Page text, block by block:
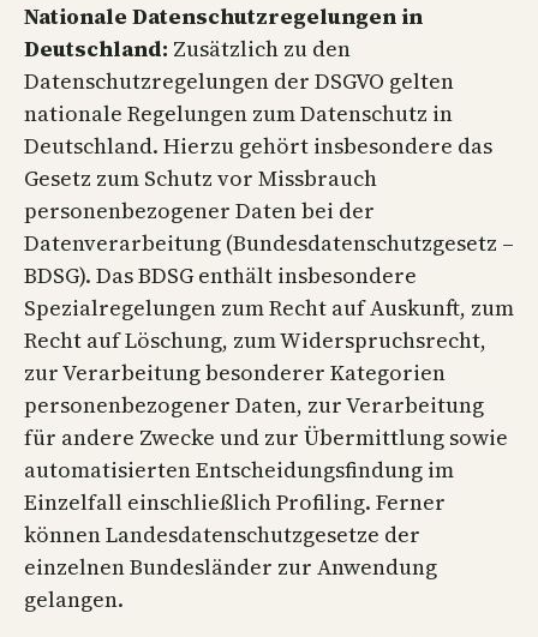
Nationale Datenschutzregelungen in
Deutschland: Zusätzlich zu den
Datenschutzregelungen der DSGVO gelten
nationale Regelungen zum Datenschutz in
Deutschland. Hierzu gehört insbesondere das
Gesetz zum Schutz vor Missbrauch
personenbezogener Daten bei der
Datenverarbeitung (Bundesdatenschutzgesetz –
BDSG). Das BDSG enthält insbesondere
Spezialregelungen zum Recht auf Auskunft, zum
Recht auf Löschung, zum Widerspruchsrecht,
zur Verarbeitung besonderer Kategorien
personenbezogener Daten, zur Verarbeitung
für andere Zwecke und zur Übermittlung sowie
automatisierten Entscheidungsfindung im
Einzelfall einschließlich Profiling. Ferner
können Landesdatenschutzgesetze der
einzelnen Bundesländer zur Anwendung
gelangen.